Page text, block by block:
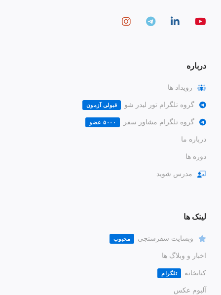
درباره
رویداد ها
گروه تلگرام تور لیدر شو قبولی آزمون
گروه تلگرام مشاور سفر ۵۰۰۰ عضو
درباره ما
دوره ها
مدرس شوید
لینک ها
وبسایت سفرسنجی محبوب
اخبار و وبلاگ ها
کتابخانه تلگرام
آلبوم عکس